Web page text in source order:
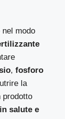
nel modo
,fosforo
la
prodotto
salute e